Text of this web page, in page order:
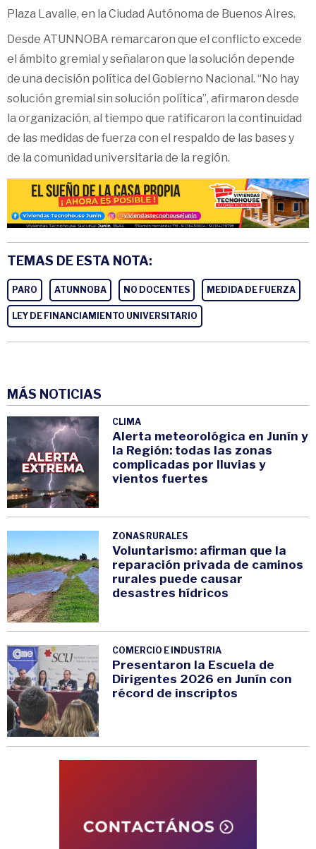
Plaza Lavalle, en la Ciudad Autónoma de Buenos Aires.
Desde ATUNNOBA remarcaron que el conflicto excede
el ámbito gremial y señalaron que la solución depende
de una decisión política del Gobierno Nacional. “No hay
solución gremial sin solución política”, afirmaron desde
la organización, al tiempo que ratificaron la continuidad
de las medidas de fuerza con el respaldo de las bases y
de la comunidad universitaria de la región.
TEMAS DE ESTA NOTA:
PARO ATUNNOBA NO DOCENTES MEDIDA DE FUERZA
LEY DE FINANCIAMIENTO UNIVERSITARIO
MÁS NOTICIAS
CLIMA
Alerta meteorológica en Junín y
la Región: todas las zonas
complicadas por lluvias y
vientos fuertes
ZONAS RURALES
Voluntarismo: afirman que la
reparación privada de caminos
rurales puede causar
desastres hídricos
COMERCIO E INDUSTRIA
Presentaron la Escuela de
Dirigentes 2026 en Junín con
récord de inscriptos